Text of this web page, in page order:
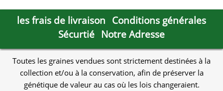
les frais de livraison Conditions générales
Sécurtié Notre Adresse
Toutes les graines vendues sont strictement destinées à la
collection et/ou à la conservation, afin de préserver la
génétique de valeur au cas où les lois changeraient.